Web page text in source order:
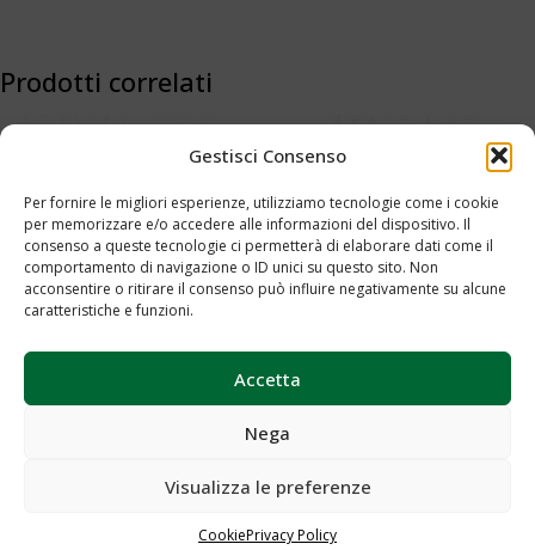
Gestisci Consenso
Per fornire le migliori esperienze, utilizziamo tecnologie come i cookie
per memorizzare e/o accedere alle informazioni del dispositivo. Il
consenso a queste tecnologie ci permetterà di elaborare dati come il
comportamento di navigazione o ID unici su questo sito. Non
acconsentire o ritirare il consenso può influire negativamente su alcune
caratteristiche e funzioni.
Accetta
Nega
Visualizza le preferenze
CookiePrivacy Policy
Prodotti correlati